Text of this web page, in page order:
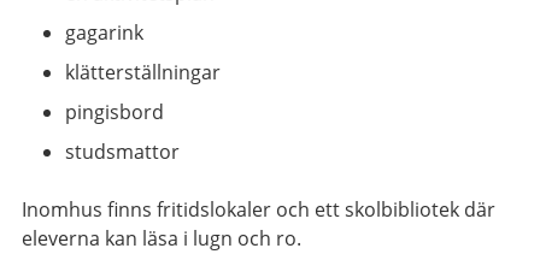
gagarink
klätterställningar
pingisbord
studsmattor
Inomhus finns fritidslokaler och ett skolbibliotek där
eleverna kan läsa i lugn och ro.